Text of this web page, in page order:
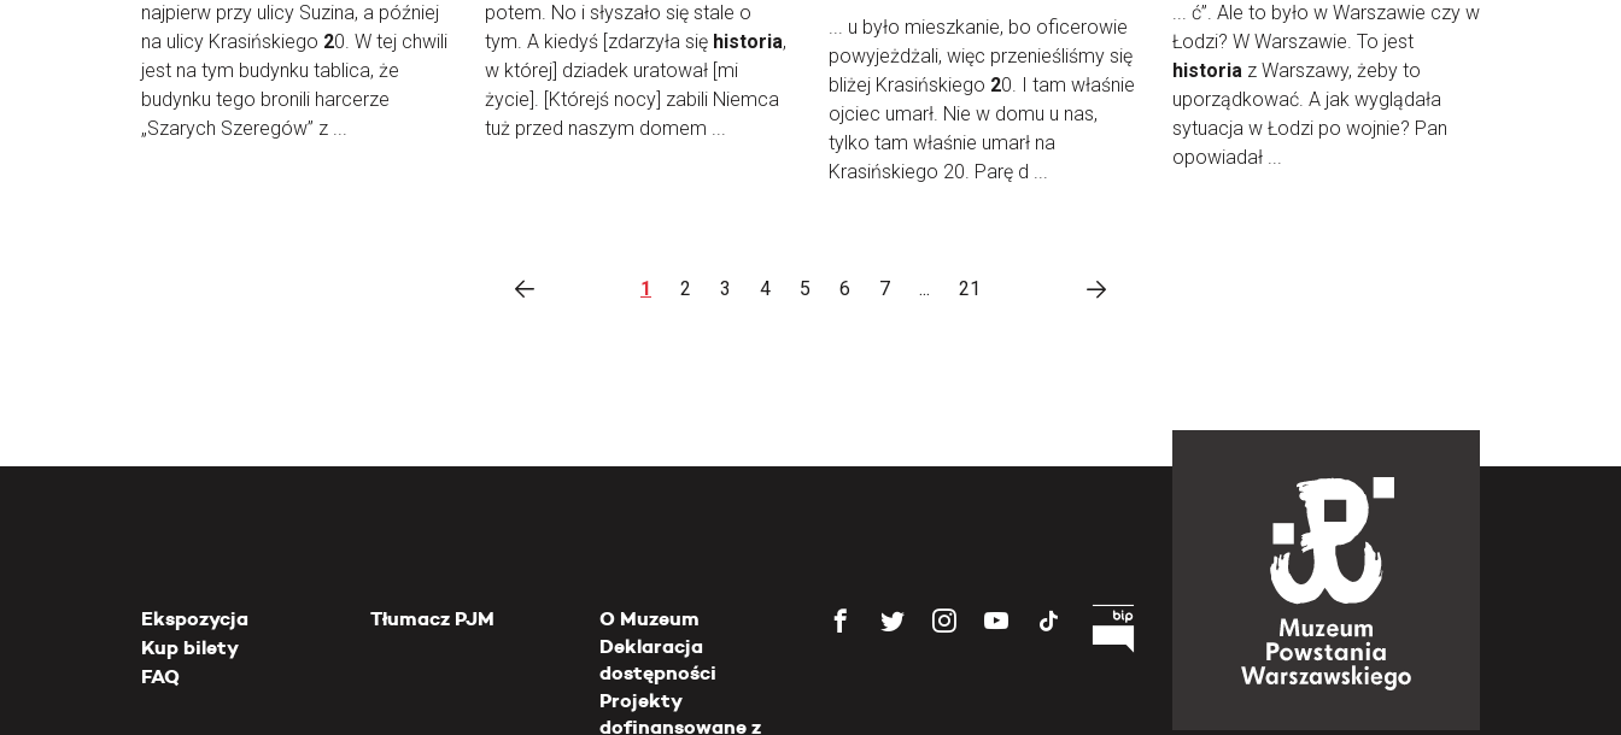
najpierw przy ulicy Suzina, a później
na ulicy Krasińskiego 20. W tej chwili
jest na tym budynku tablica, że
budynku tego bronili harcerze
„Szarych Szeregów” z ...
potem. No i słyszało się stale o
tym. A kiedyś [zdarzyła się historia,
w której] dziadek uratował [mi
życie]. [Którejś nocy] zabili Niemca
tuż przed naszym domem ...
... u było mieszkanie, bo oficerowie
powyjeżdżali, więc przenieśliśmy się
bliżej Krasińskiego 20. I tam właśnie
ojciec umarł. Nie w domu u nas,
tylko tam właśnie umarł na
Krasińskiego 20. Parę d ...
... ć”. Ale to było w Warszawie czy w
Łodzi? W Warszawie. To jest
historia z Warszawy, żeby to
uporządkować. A jak wyglądała
sytuacja w Łodzi po wojnie? Pan
opowiadał ...
1 2 3 4 5 6 7 ... 21
Ekspozycja
Kup bilety
FAQ
Tłumacz PJM
O Muzeum
Deklaracja
dostępności
Projekty
dofinansowane z